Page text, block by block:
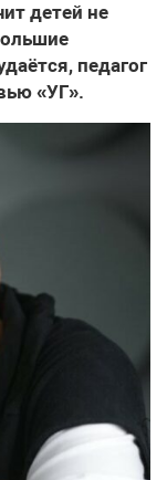
детей не
педагог
«УГ».